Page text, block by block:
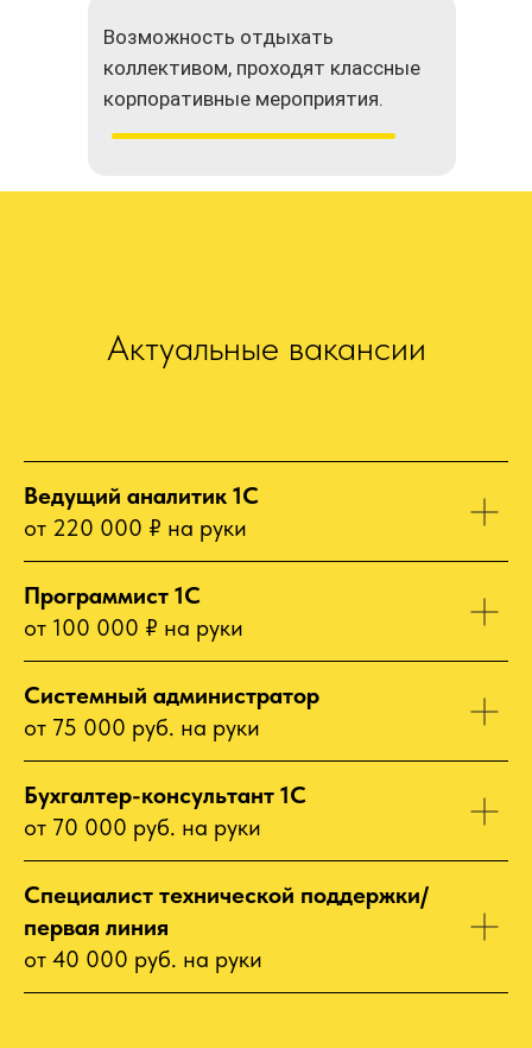
Возможность отдыхать
коллективом, проходят классные
корпоративные мероприятия.
Актуальные вакансии
Ведущий аналитик 1С
от 220 000 ₽ на руки
Программист 1С
от 100 000 ₽ на руки
Системный администратор
от 75 000 руб. на руки
Бухгалтер-консультант 1С
от 70 000 руб. на руки
Специалист технической поддержки/
первая линия
от 40 000 руб. на руки